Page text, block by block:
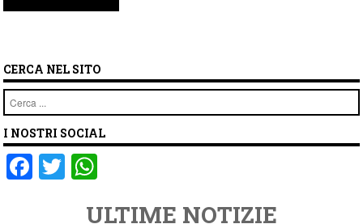
CERCA NEL SITO
Cerca
I NOSTRI SOCIAL
F
a
T
wi
ULTIME NOTIZIE